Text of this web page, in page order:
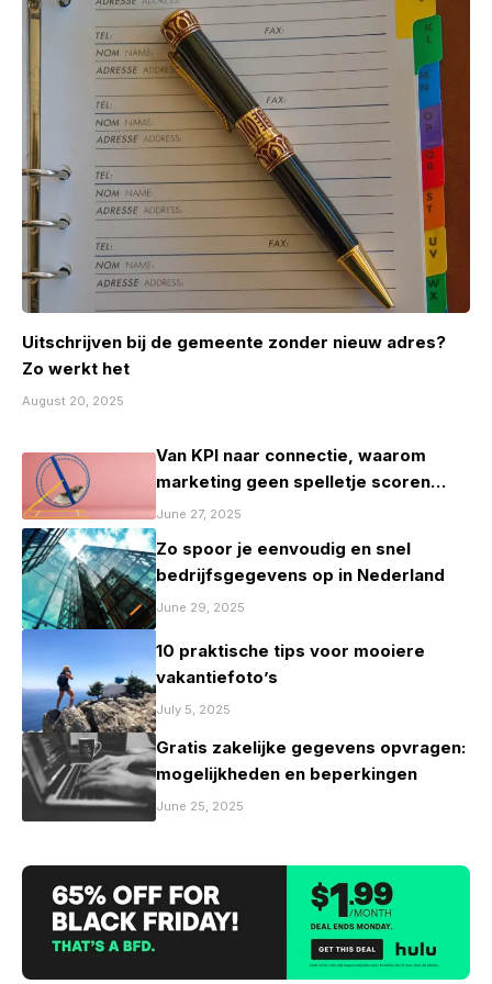
Uitschrijven bij de gemeente zonder nieuw adres?
Zo werkt het
August 20, 2025
Van KPI naar connectie, waarom
marketing geen spelletje scoren
mag zijn
June 27, 2025
Zo spoor je eenvoudig en snel
bedrijfsgegevens op in Nederland
June 29, 2025
10 praktische tips voor mooiere
vakantiefoto’s
July 5, 2025
Gratis zakelijke gegevens opvragen:
mogelijkheden en beperkingen
June 25, 2025